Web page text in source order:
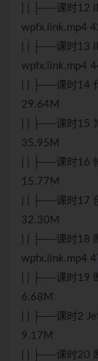
| | ├──课时12
wpfx.link.mp4
| | ├──课时13
wpfx.link.mp4
| | ├──课时14
29.64M
| | ├──课时15
35.95M
| | ├──课时16
15.77M
| | ├──课时17
32.30M
| | ├──课时18
wpfx.link.mp4
| | ├──课时19
6.68M
| | ├──课时2
9.17M
| | ├──课时20